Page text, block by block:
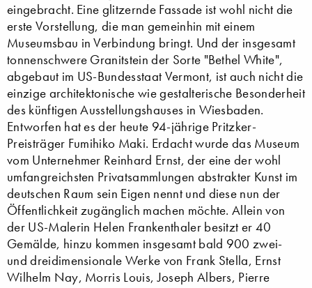
eingebracht. Eine glitzernde Fassade ist wohl nicht die
erste Vorstellung, die man gemeinhin mit einem
Museumsbau in Verbindung bringt. Und der insgesamt
tonnenschwere Granitstein der Sorte "Bethel White",
abgebaut im US-Bundesstaat Vermont, ist auch nicht die
einzige architektonische wie gestalterische Besonderheit
des künftigen Ausstellungshauses in Wiesbaden.
Entworfen hat es der heute 94-jährige Pritzker-
Preisträger Fumihiko Maki. Erdacht wurde das Museum
vom Unternehmer Reinhard Ernst, der eine der wohl
umfangreichsten Privatsammlungen abstrakter Kunst im
deutschen Raum sein Eigen nennt und diese nun der
Öffentlichkeit zugänglich machen möchte. Allein von
der US-Malerin Helen Frankenthaler besitzt er 40
Gemälde, hinzu kommen insgesamt bald 900 zwei-
und dreidimensionale Werke von Frank Stella, Ernst
Wilhelm Nay, Morris Louis, Joseph Albers, Pierre